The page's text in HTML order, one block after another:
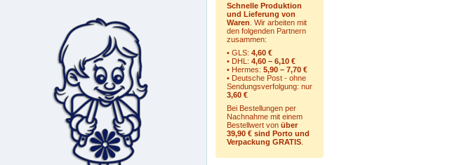
Schnelle Produktion
und Lieferung von
Waren . Wir arbeiten mit
den folgenden Partnern
zusammen:
• GLS: 4,60 €
• DHL: 4,60 – 6,10 €
• Hermes: 5,90 – 7,70 €
• Deutsche Post - ohne
Sendungsverfolgung: nur
3,60 €
Bei Bestellungen per
Nachnahme mit einem
Bestellwert von über
39,90 € sind Porto und
Verpackung GRATIS.